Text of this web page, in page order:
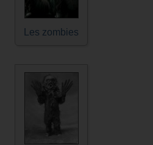
Les zombies